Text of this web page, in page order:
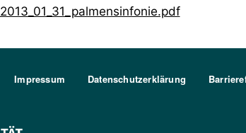
2013_01_31_palmensinfonie.pdf
Impressum Datenschutzerklärung